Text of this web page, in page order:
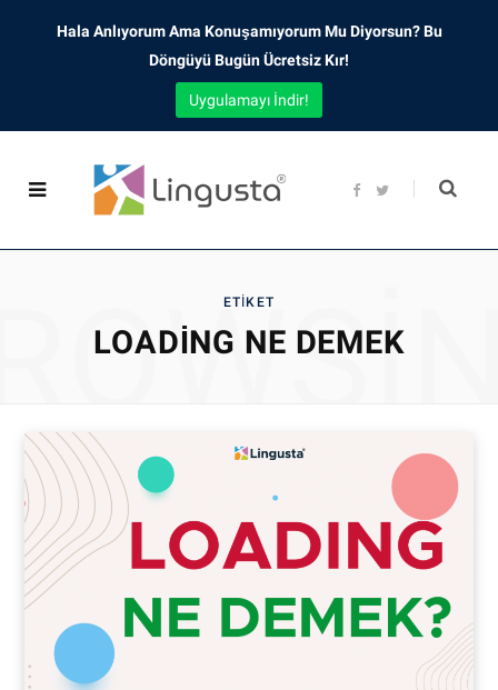
F
b
t
ETIKET
LOADING NE DEMEK
Hala Anlıyorum Ama Konuşamıyorum Mu Diyorsun? Bu
Döngüyü Bugün Ücretsiz Kır!
Uygulamayı İndir!